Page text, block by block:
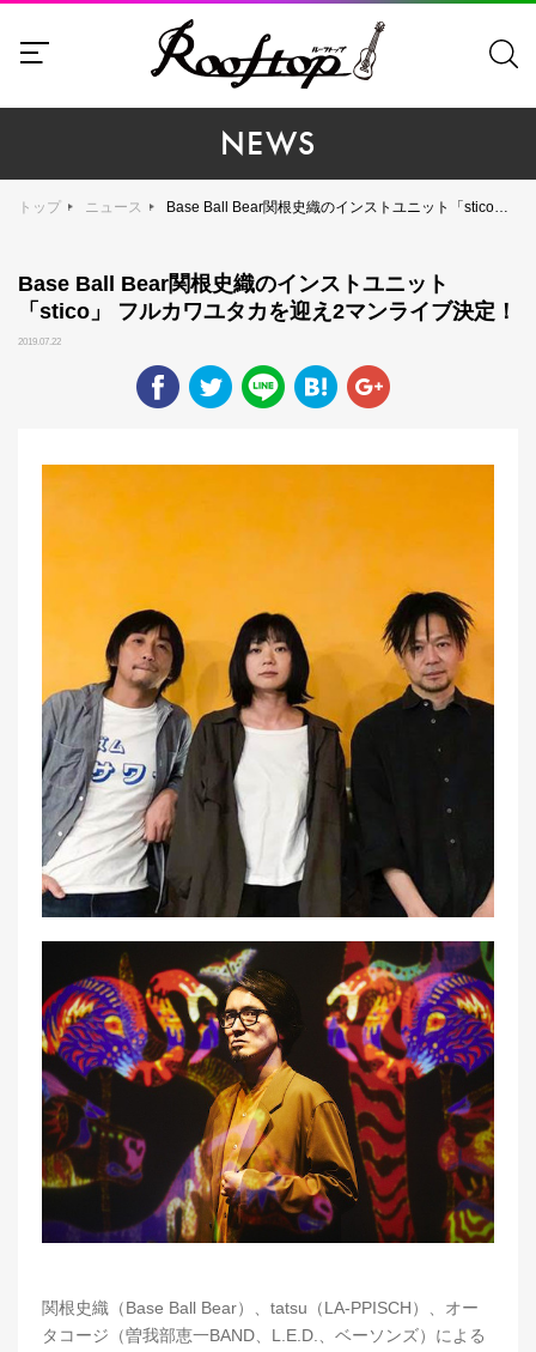
NEWS
トップ ニュース Base Ball Bear関根史織のインストユニット「stico」 フルカワユタカを迎え2マンライブ決定！
Base Ball Bear関根史織のインストユニット
「stico」 フルカワユタカを迎え2マンライブ決定！
2019.07.22
関根史織（Base Ball Bear）、tatsu（LA-PPISCH）、オー
タコージ（曽我部恵一BAND、L.E.D.、ベーソンズ）による